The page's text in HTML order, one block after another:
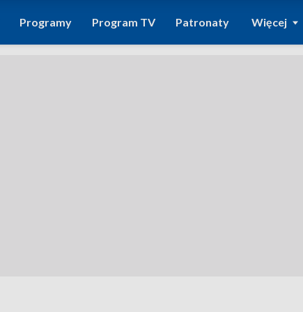
Programy Program TV Patronaty Więcej